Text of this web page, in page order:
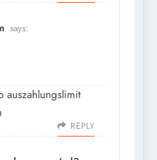
says:
auszahlungslimit
REPLY